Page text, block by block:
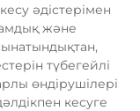
әдістерімен
және
түбегейлі
өндірушілері
кесуге